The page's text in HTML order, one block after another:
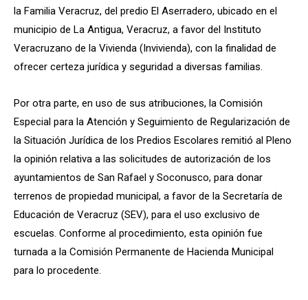
la Familia Veracruz, del predio El Aserradero, ubicado en el
municipio de La Antigua, Veracruz, a favor del Instituto
Veracruzano de la Vivienda (Invivienda), con la finalidad de
ofrecer certeza jurídica y seguridad a diversas familias.
Por otra parte, en uso de sus atribuciones, la Comisión
Especial para la Atención y Seguimiento de Regularización de
la Situación Jurídica de los Predios Escolares remitió al Pleno
la opinión relativa a las solicitudes de autorización de los
ayuntamientos de San Rafael y Soconusco, para donar
terrenos de propiedad municipal, a favor de la Secretaría de
Educación de Veracruz (SEV), para el uso exclusivo de
escuelas. Conforme al procedimiento, esta opinión fue
turnada a la Comisión Permanente de Hacienda Municipal
para lo procedente.